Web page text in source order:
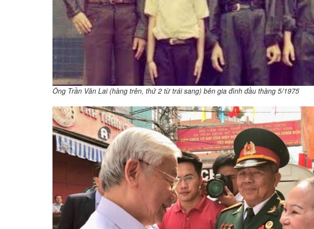
Ông Trần Văn Lai (hàng trên, thứ 2 từ trái sang) bên gia đình đầu thàng 5/1975